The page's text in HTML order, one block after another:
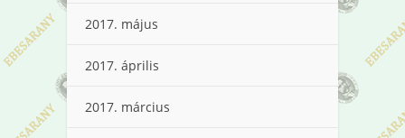
2017. május
2017. április
2017. március